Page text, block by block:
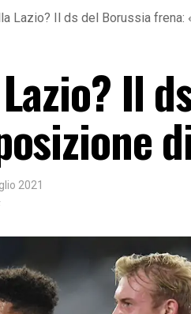
Lazio? Il ds del Borussia
Il
2021